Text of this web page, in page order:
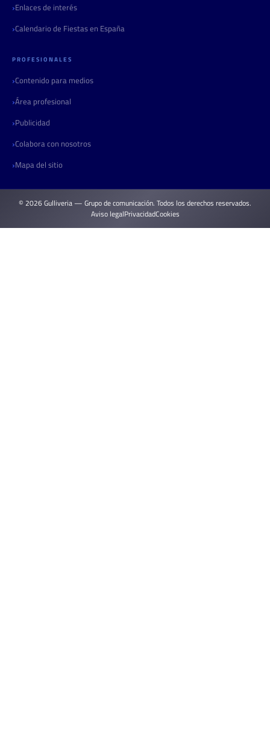
Enlaces de interés
Calendario de Fiestas en España
PROFESIONALES
Contenido para medios
Área profesional
Publicidad
Colabora con nosotros
Mapa del sitio
© 2026 Gulliveria — Grupo de comunicación. Todos los derechos reservados.
Aviso legalPrivacidadCookies